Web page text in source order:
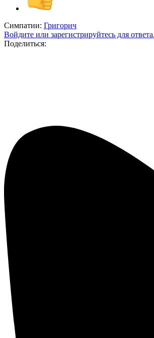
Симпатии: Григорич
Войдите или зарегистрируйтесь для ответа.
Поделиться: